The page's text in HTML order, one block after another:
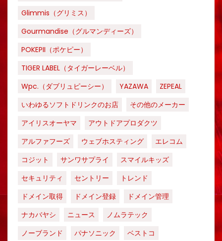
Glimmis（グリミス）
Gourmandise（グルマンディーズ）
POKEPII（ポケピー）
TIGER LABEL（タイガーレーベル）
Wpc.（ダブリュピーシー）
YAZAWA
ZEPEAL
いわゆるソフトドリンクのお店
その他のメーカー
アイリスオーヤマ
アウトドアプロダクツ
アルファフーズ
ウェブホスティング
エレコム
コジット
サンワサプライ
スマイルキッズ
セキュリティ
セントリー
トレンド
ドメイン取得
ドメイン登録
ドメイン管理
ナカバヤシ
ニュース
ノムラテック
ノーブランド
パナソニック
ベストコ